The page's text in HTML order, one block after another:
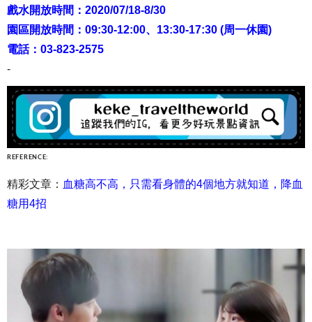
戲水開放時間：2020/07/18-8/30
園區開放時間：09:30-12:00、13:30-17:30 (周一休園)
電話：03-823-2575
-
REFERENCE:
精彩文章： 血糖高不高，只需看身體的4個地方就知道，降血
糖用4招